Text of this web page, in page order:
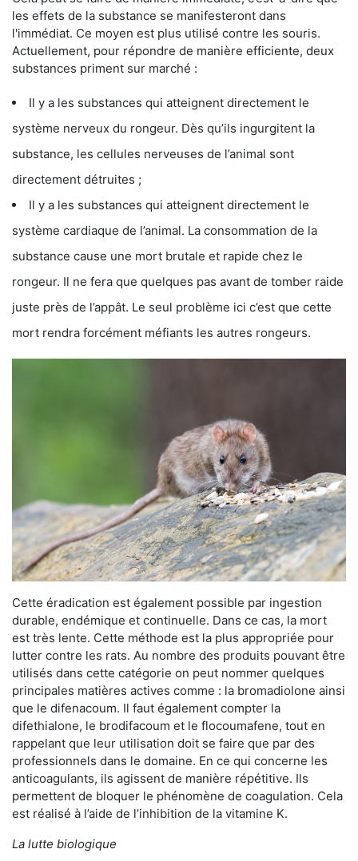
les effets de la substance se manifesteront dans
l'immédiat. Ce moyen est plus utilisé contre les souris.
Actuellement, pour répondre de manière efficiente, deux
substances priment sur marché :
Il y a les substances qui atteignent directement le
système nerveux du rongeur. Dès qu’ils ingurgitent la
substance, les cellules nerveuses de l’animal sont
directement détruites ;
Il y a les substances qui atteignent directement le
système cardiaque de l’animal. La consommation de la
substance cause une mort brutale et rapide chez le
rongeur. Il ne fera que quelques pas avant de tomber raide
juste près de l’appât. Le seul problème ici c’est que cette
mort rendra forcément méfiants les autres rongeurs.
Cette éradication est également possible par ingestion
durable, endémique et continuelle. Dans ce cas, la mort
est très lente. Cette méthode est la plus appropriée pour
lutter contre les rats. Au nombre des produits pouvant être
utilisés dans cette catégorie on peut nommer quelques
principales matières actives comme : la bromadiolone ainsi
que le difenacoum. Il faut également compter la
difethialone, le brodifacoum et le flocoumafene, tout en
rappelant que leur utilisation doit se faire que par des
professionnels dans le domaine. En ce qui concerne les
anticoagulants, ils agissent de manière répétitive. Ils
permettent de bloquer le phénomène de coagulation. Cela
est réalisé à l’aide de l’inhibition de la vitamine K.
La lutte biologique